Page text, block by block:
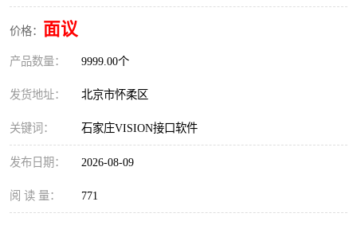
价格： 面议
产品数量： 9999.00个
发货地址： 北京市怀柔区
关键词： 石家庄VISION接口软件
发布日期： 2026-08-09
阅 读 量： 771
PLC上位机软件
WCS仓储物流上位机软件
WMS立体仓库上位机软